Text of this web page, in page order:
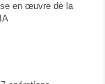
en œuvre de la